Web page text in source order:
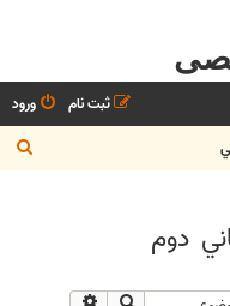
ورود
ثبت نام
ج
س
دوم